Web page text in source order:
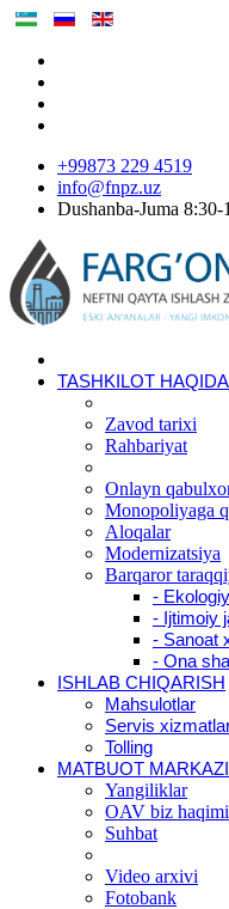
+99873 229 4519
info@fnpz.uz
Dushanba-Juma 8:30-
TASHKILOT HAQIDA
Zavod tarixi
Rahbariyat
Onlayn
Monopoliyaga
Aloqalar
Modernizatsiya
Barqaror
-
- Ijtimoiy
- Sanoat
- Ona
ISHLAB CHIQARISH
Mahsulotlar
Servis
Tolling
MATBUOT MARKAZI
Yangiliklar
OAV biz
Suhbat
Video arxivi
Fotobank